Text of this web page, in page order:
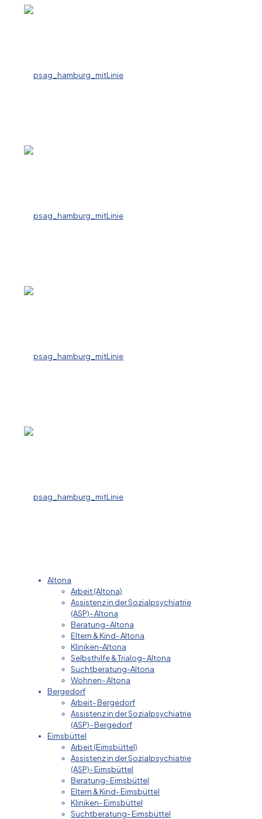
Altona
Arbeit (Altona)
Assistenz in der Sozialpsychiatrie
(ASP)- Altona
Beratung- Altona
Eltern & Kind- Altona
Kliniken-Altona
Selbsthilfe & Trialog- Altona
Suchtberatung-Altona
Wohnen- Altona
Bergedorf
Arbeit- Bergedorf
Assistenz in der Sozialpsychiatrie
(ASP)- Bergedorf
Eimsbüttel
Arbeit (Eimsbüttel)
Assistenz in der Sozialpsychiatrie
(ASP)- Eimsbüttel
Beratung- Eimsbüttel
Eltern & Kind- Eimsbüttel
Kliniken- Eimsbüttel
Suchtberatung- Eimsbüttel